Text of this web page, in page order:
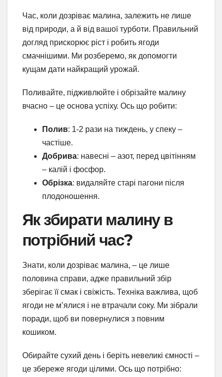
Час, коли дозріває малина, залежить не лише
від природи, а й від вашої турботи. Правильний
догляд прискорює ріст і робить ягоди
смачнішими. Ми розберемо, як допомогти
кущам дати найкращий урожай.
Поливайте, підживлюйте і обрізайте малину
вчасно – це основа успіху. Ось що робити:
Полив: 1-2 рази на тиждень, у спеку –
частіше.
Добрива: навесні – азот, перед цвітінням
– калій і фосфор.
Обрізка: видаляйте старі пагони після
плодоношення.
Як збирати малину в
потрібний час?
Знати, коли дозріває малина, – це лише
половина справи, адже правильний збір
зберігає її смак і свіжість. Техніка важлива, щоб
ягоди не м’ялися і не втрачали соку. Ми зібрали
поради, щоб ви повернулися з повним
кошиком.
Обирайте сухий день і беріть невеликі ємності –
це збереже ягоди цілими. Ось що потрібно: